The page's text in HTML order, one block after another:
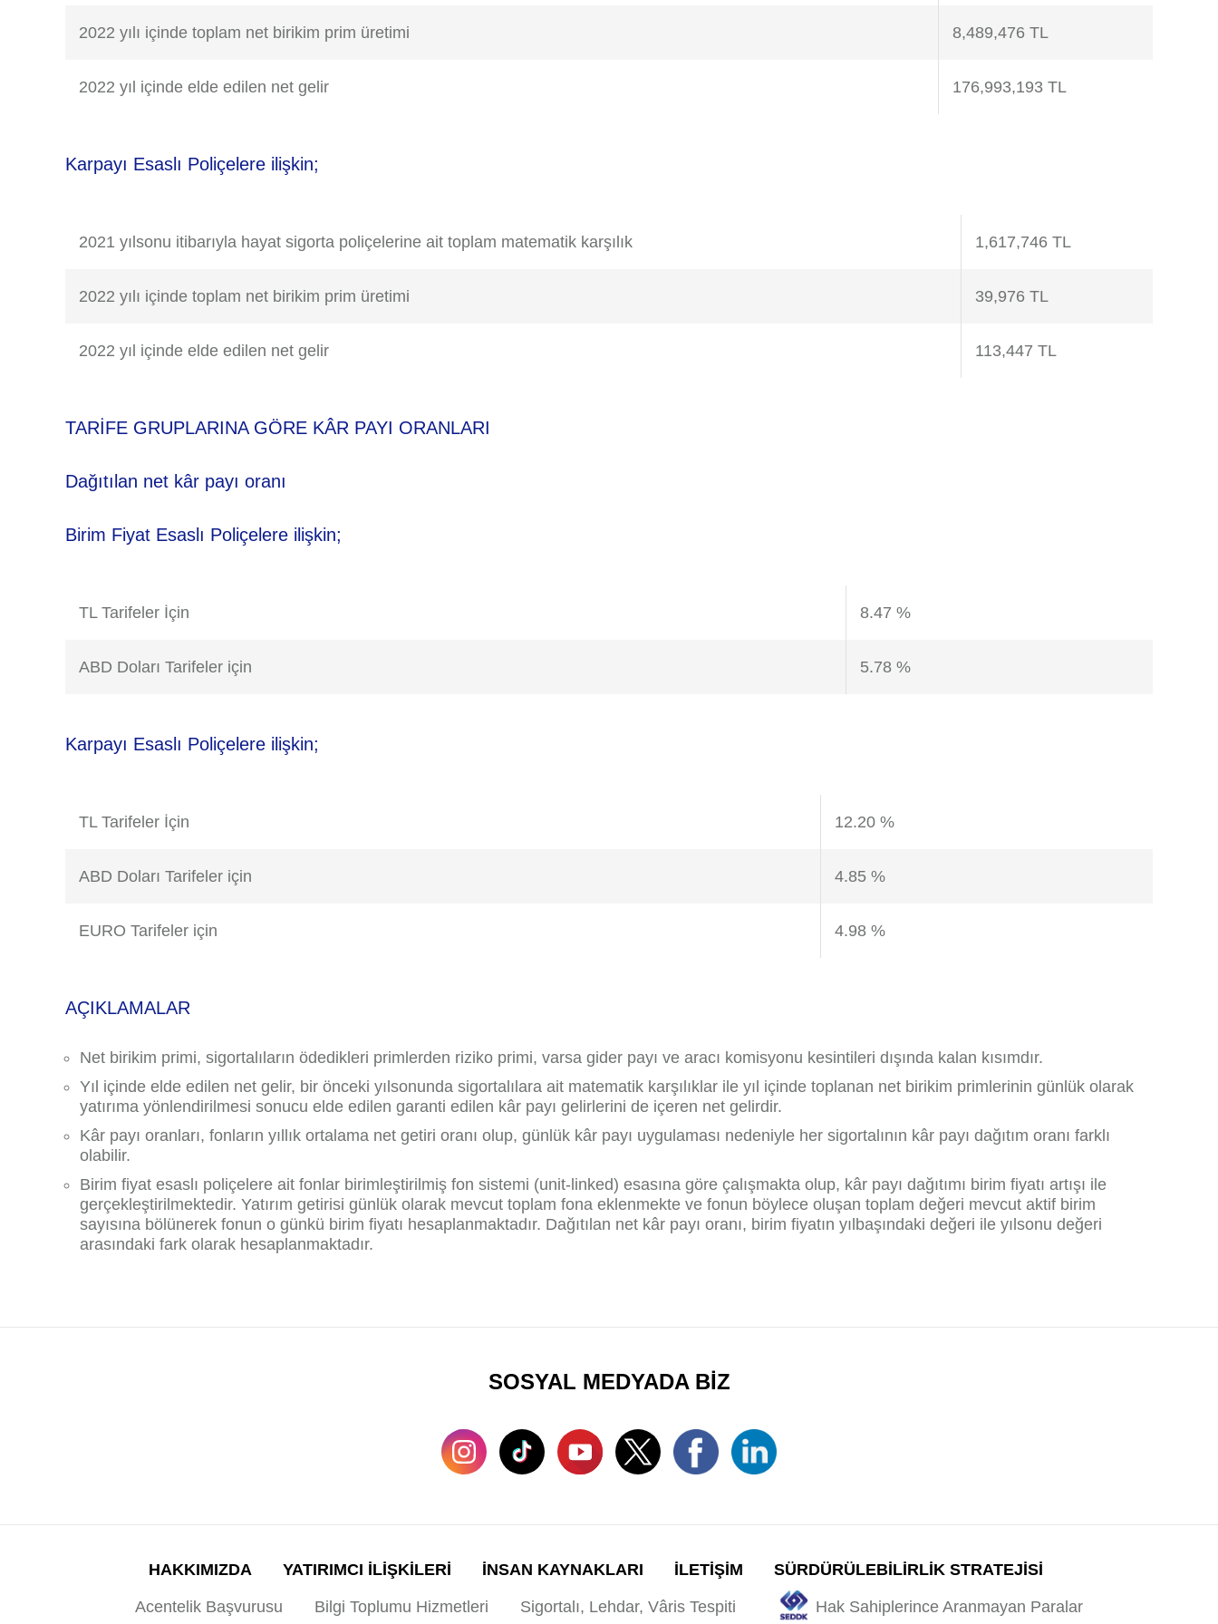
2022 yılı içinde toplam net birikim prim üretimi 8,489,476 TL
2022 yıl içinde elde edilen net gelir 176,993,193 TL
Karpayı Esaslı Poliçelere ilişkin;
2021 yılsonu itibarıyla hayat sigorta poliçelerine ait toplam matematik karşılık 1,617,746 TL
2022 yılı içinde toplam net birikim prim üretimi 39,976 TL
2022 yıl içinde elde edilen net gelir 113,447 TL
TARİFE GRUPLARINA GÖRE KÂR PAYI ORANLARI
Dağıtılan net kâr payı oranı
Birim Fiyat Esaslı Poliçelere ilişkin;
TL Tarifeler İçin 8.47 %
ABD Doları Tarifeler için 5.78 %
Karpayı Esaslı Poliçelere ilişkin;
TL Tarifeler İçin 12.20 %
ABD Doları Tarifeler için 4.85 %
EURO Tarifeler için 4.98 %
AÇIKLAMALAR
Net birikim primi, sigortalıların ödedikleri primlerden riziko primi, varsa gider payı ve aracı komisyonu kesintileri dışında kalan kısımdır.
Yıl içinde elde edilen net gelir, bir önceki yılsonunda sigortalılara ait matematik karşılıklar ile yıl içinde toplanan net birikim primlerinin günlük olarak
yatırıma yönlendirilmesi sonucu elde edilen garanti edilen kâr payı gelirlerini de içeren net gelirdir.
Kâr payı oranları, fonların yıllık ortalama net getiri oranı olup, günlük kâr payı uygulaması nedeniyle her sigortalının kâr payı dağıtım oranı farklı
olabilir.
Birim fiyat esaslı poliçelere ait fonlar birimleştirilmiş fon sistemi (unit-linked) esasına göre çalışmakta olup, kâr payı dağıtımı birim fiyatı artışı ile
gerçekleştirilmektedir. Yatırım getirisi günlük olarak mevcut toplam fona eklenmekte ve fonun böylece oluşan toplam değeri mevcut aktif birim
sayısına bölünerek fonun o günkü birim fiyatı hesaplanmaktadır. Dağıtılan net kâr payı oranı, birim fiyatın yılbaşındaki değeri ile yılsonu değeri
arasındaki fark olarak hesaplanmaktadır.
SOSYAL MEDYADA BİZ
HAKKIMIZDA YATIRIMCI İLİŞKİLERİ İNSAN KAYNAKLARI İLETİŞİM SÜRDÜRÜLEBİLİRLİK STRATEJİSİ
Acentelik Başvurusu Bilgi Toplumu Hizmetleri Sigortalı, Lehdar, Vâris Tespiti Hak Sahiplerince Aranmayan Paralar